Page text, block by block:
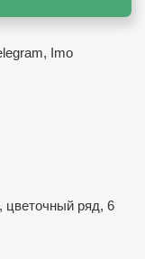
Imo
цветочный ряд, 6